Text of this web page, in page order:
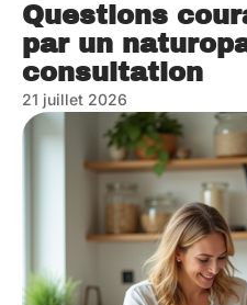
Questions
par un
consultation
21 juillet 2026